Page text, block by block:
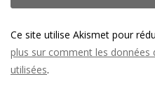
Ce site utilise Akismet pour
plus sur comment les
utilisées.